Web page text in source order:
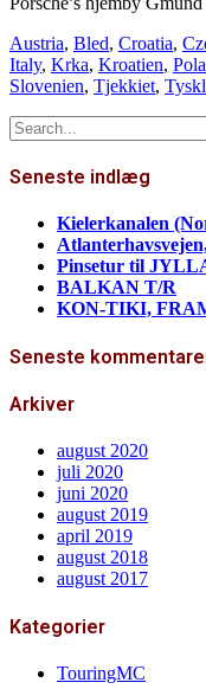
Tags
Austria, Bled, Croatia,
Italy, Krka, Kroatien,
Slovenien, Tjekkiet,
Search
for:
Seneste indlæg
Kielerkanalen
Pinsetur til
BALKAN T/R
KON-TIKI,
Seneste
Arkiver
august 2020
juli 2020
juni 2020
august 2019
april 2019
august 2018
august 2017
Kategorier
TouringMC